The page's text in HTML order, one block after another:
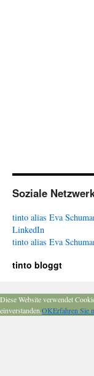
Soziale
tinto alias Eva
LinkedIn
tinto alias Eva
tinto bloggt
Diese Website verwendet
einverstanden.OKErfahren Sie